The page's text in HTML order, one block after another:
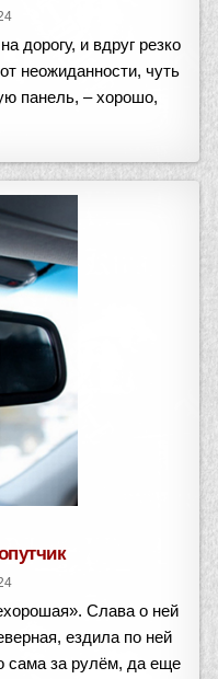
дорогу, и вдруг резко
неожиданности, чуть
панель, – хорошо,
Cлава о ней
ездила по ней
сама за рулём, да еще